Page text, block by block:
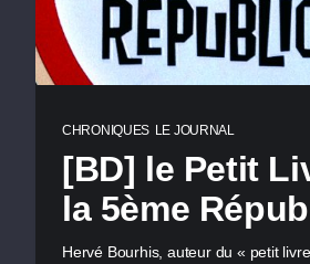
CHRONIQUES LE JOURNAL
[BD] le Petit
la 5ème
Hervé Bourhis, auteur du « petit